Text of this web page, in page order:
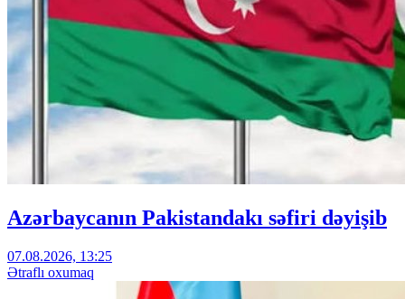
Azərbaycanın Pakistandakı səfiri dəyişib
07.08.2026, 13:25
Ətraflı oxumaq